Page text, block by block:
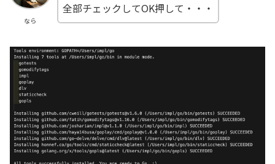
なら
全部チェックしてOK押して・・・